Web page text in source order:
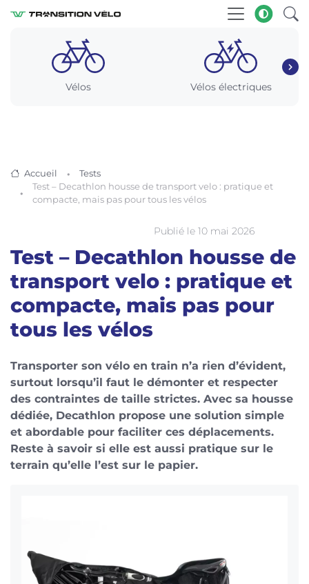
Vélos Vélos électriques
Accueil
Tests
Test – Decathlon housse de transport velo : pratique et
compacte, mais pas pour tous les vélos
Publié le 10 mai 2026
Test – Decathlon housse de
transport velo : pratique et
compacte, mais pas pour
tous les vélos
Transporter son vélo en train n’a rien d’évident,
surtout lorsqu’il faut le démonter et respecter
des contraintes de taille strictes. Avec sa housse
dédiée, Decathlon propose une solution simple
et abordable pour faciliter ces déplacements.
Reste à savoir si elle est aussi pratique sur le
terrain qu’elle l’est sur le papier.